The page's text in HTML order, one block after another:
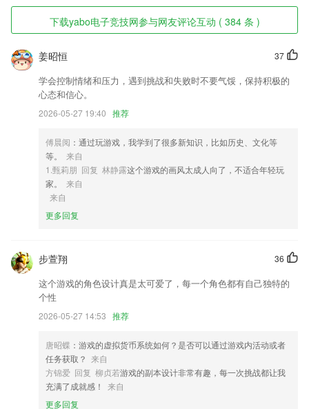
yabo电子竞技网软件特色
1,题型练习
2,明星妆容：分析经典明星妆容，潜心研发上妆技术，让您如电影主角般
魅惑，向女神致敬
3,快速排班：教练可以快速编制排班计划，查看每天课程计划及该课程学
员，还可以一键邀请学员上课。
闻资讯；
5,分享即可成为vip会员，享受懒人听题、答题技巧等会员专享功能，从
此刷题事半功倍
6,★丰富咨询：课余时间放松心情的好去处。
yabo电子竞技网软件优势
2.您还可以使用绘画素材库，包括人物造型、绘画分镜、节日贺卡、手账
模板等，帮助您找到创作灵感。
3.增加了练习设置，可以利用零散的时间放松身心并学习充电。
4.·自然拼读是种将字母与语音对应起来的发音规律，可不借助字典和音
5.中药专业初级士技术资格考试的范围涵盖8个学科
6.经常收集错题
yabo电子竞技网更新了什么?
下载yabo电子竞技网参与网友评论互动 ( 384 条 )
37
姜昭恒
学会控制情绪和压力，遇到挑战和失败时不要气馁，保持积极的
心态和信心。
2026-05-27 19:40 推荐
傅晨阅 ：通过玩游戏，我学到了很多新知识，比如历史、文化等
等。
来自
1.甄莉朋 回复 林静露这个游戏的画风太成人向了，不适合年轻玩
家。
来自
来自
更多回复
36
步萱翔
这个游戏的角色设计真是太可爱了，每一个角色都有自己独特的
个性
2026-05-27 14:53 推荐
唐昭蝶 ：游戏的虚拟货币系统如何？是否可以通过游戏内活动或者
任务获取？ 来自
方锦爱 回复 柳贞若游戏的副本设计非常有趣，每一次挑战都让我
充满了成就感！
来自
更多回复